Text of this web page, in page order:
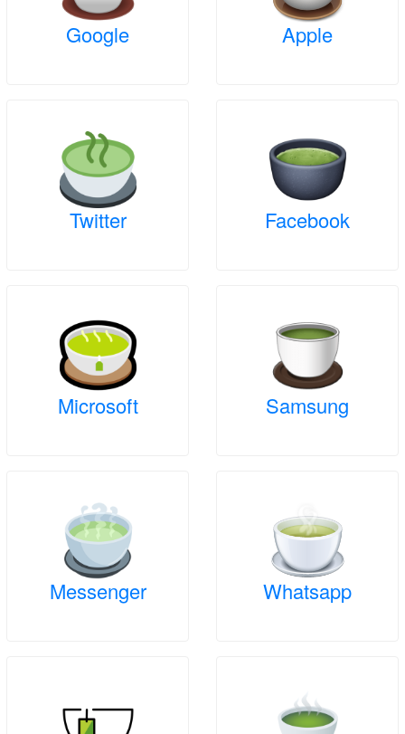
Apple
Google
Facebook
Twitter
Samsung
Microsoft
Whatsapp
Messenger